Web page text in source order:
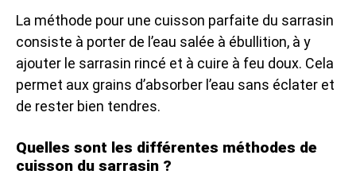
La méthode pour une cuisson parfaite du sarrasin
consiste à porter de l’eau salée à ébullition, à y
ajouter le sarrasin rincé et à cuire à feu doux. Cela
permet aux grains d’absorber l’eau sans éclater et
de rester bien tendres.
Quelles sont les différentes méthodes de
cuisson du sarrasin ?